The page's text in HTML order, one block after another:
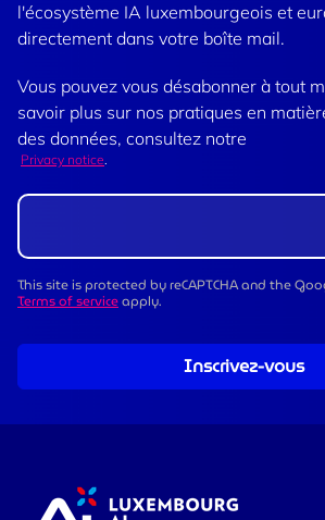
l'écosystème IA luxembourgeois et
directement dans votre boîte mail.
Vous pouvez vous désabonner à tout
savoir plus sur nos pratiques en
des données, consultez notre
Privacy notice.
This site is protected by reCAPTCHA and the
Terms of serviceapply.
Inscrivez-vous